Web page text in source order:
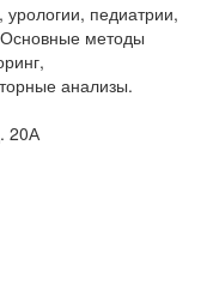
урологии, педиатрии,
методы
анализы.
20А